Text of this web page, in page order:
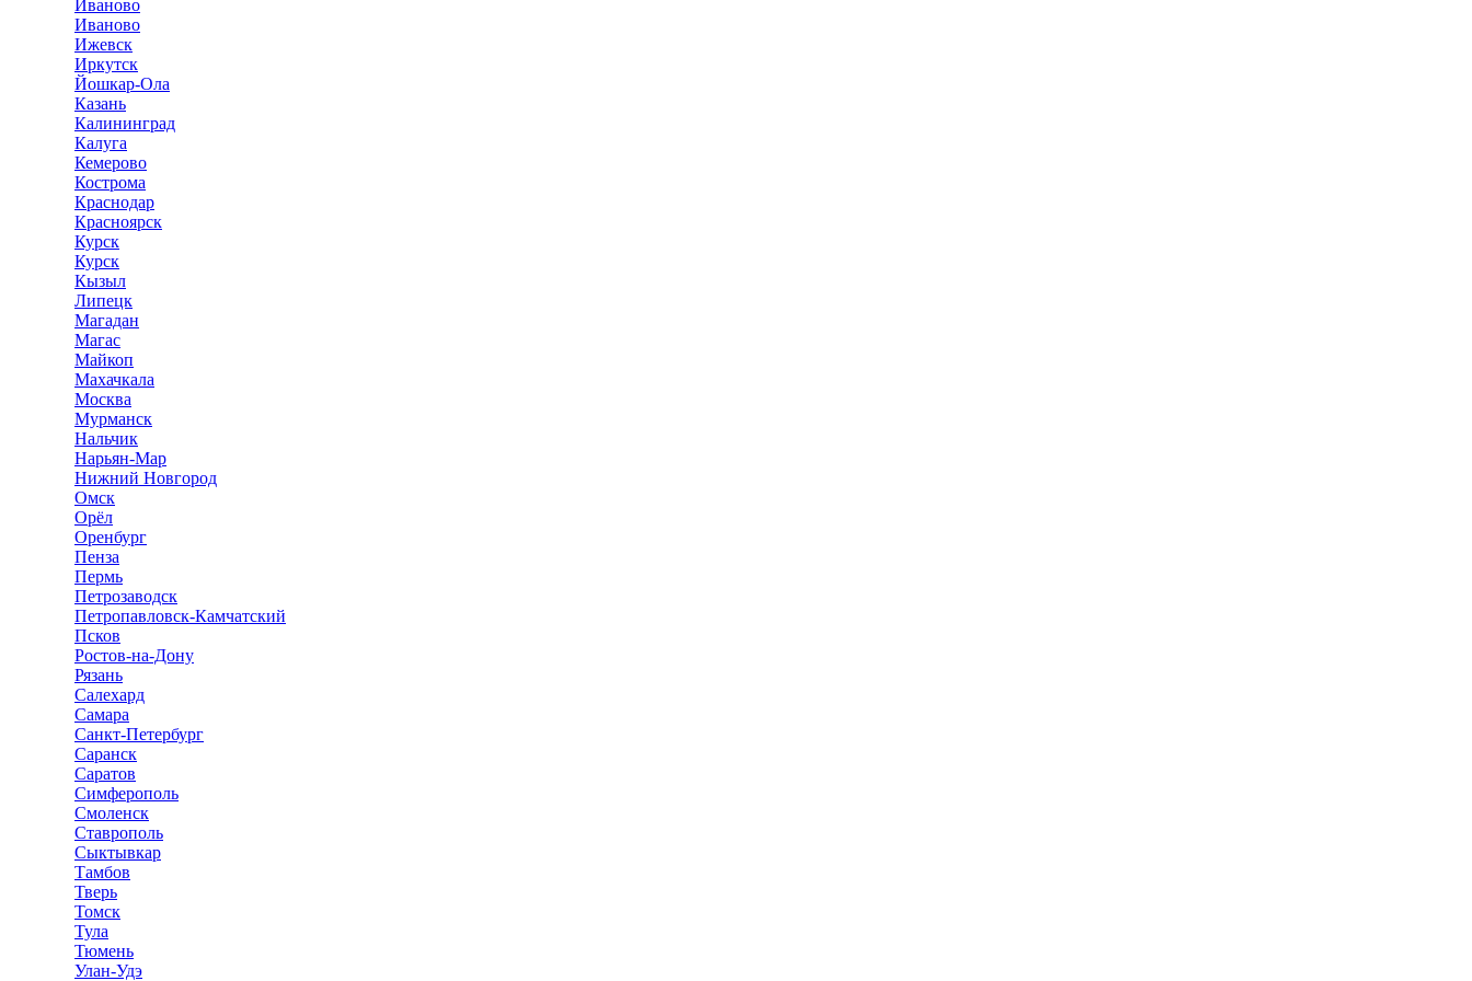
Иваново
Иваново
Ижевск
Иркутск
Йошкар-Ола
Казань
Калининград
Калуга
Кемерово
Кострома
Краснодар
Красноярск
Курск
Курск
Кызыл
Липецк
Магадан
Магас
Майкоп
Махачкала
Москва
Мурманск
Нальчик
Нарьян-Мар
Нижний Новгород
Омск
Орёл
Оренбург
Пенза
Пермь
Петрозаводск
Петропавловск-Камчатский
Псков
Ростов-на-Дону
Рязань
Салехард
Самара
Санкт-Петербург
Саранск
Саратов
Симферополь
Смоленск
Ставрополь
Сыктывкар
Тамбов
Тверь
Томск
Тула
Тюмень
Улан-Удэ